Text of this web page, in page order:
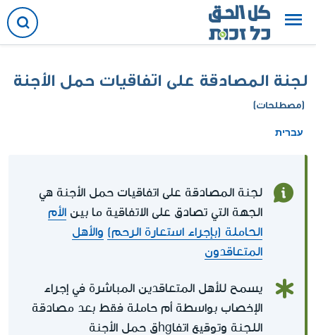
لجنة المصادقة على اتفاقيات حمل الأجنة
(مصطلحات)
עברית
لجنة المصادقة على اتفاقيات حمل الأجنة هي
الجهة التي تصادق على الاتفاقية ما بين الأم
الحاملة (بإجراء استعارة الرحم) والأهل
المتعاقدون
يسمح للأهل المتعاقدين المباشرة في إجراء
الإخصاب بواسطة أم حاملة فقط بعد مصادقة
اللجنة وتوقيع اتفاhgق حمل الأجنة